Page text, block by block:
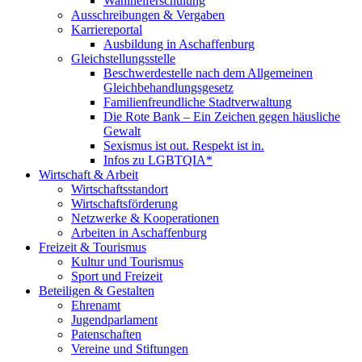
Ausschreibungen & Vergaben
Karriereportal
Ausbildung in Aschaffenburg
Gleichstellungsstelle
Beschwerdestelle nach dem Allgemeinen
Gleichbehandlungsgesetz
Familienfreundliche Stadtverwaltung
Die Rote Bank – Ein Zeichen gegen häusliche
Gewalt
Sexismus ist out. Respekt ist in.
Infos zu LGBTQIA*
Wirtschaft & Arbeit
Wirtschaftsstandort
Wirtschaftsförderung
Netzwerke & Kooperationen
Arbeiten in Aschaffenburg
Freizeit & Tourismus
Kultur und Tourismus
Sport und Freizeit
Beteiligen & Gestalten
Ehrenamt
Jugendparlament
Patenschaften
Vereine und Stiftungen